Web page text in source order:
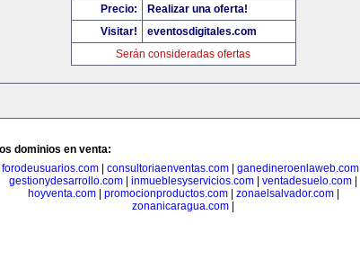
Precio:
Realizar una oferta!
Visitar!
eventosdigitales.com
Serán consideradas ofertas
dominios en venta:
forodeusuarios.com
consultoriaenventas.com ganedineroenlaweb.com
gestionydesarrollo.com
inmueblesyservicios.com ventadesuelo.com
hoyventa.com| promocionproductos.com| zonaelsalvador.com|
zonanicaragua.com